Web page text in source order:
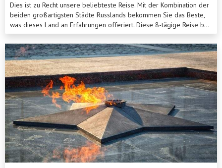
Dies ist zu Recht unsere beliebteste Reise. Mit der Kombination der
beiden großartigsten Städte Russlands bekommen Sie das Beste,
was dieses Land an Erfahrungen offeriert. Diese 8-tägige Reise b...